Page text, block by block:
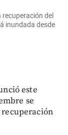
recuperación del
inundada desde
este
se